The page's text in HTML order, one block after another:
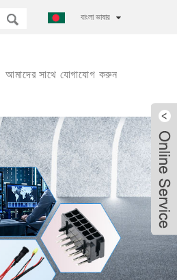
বাংলা ভাষার
আমাদের সাথে যোগাযোগ করুন